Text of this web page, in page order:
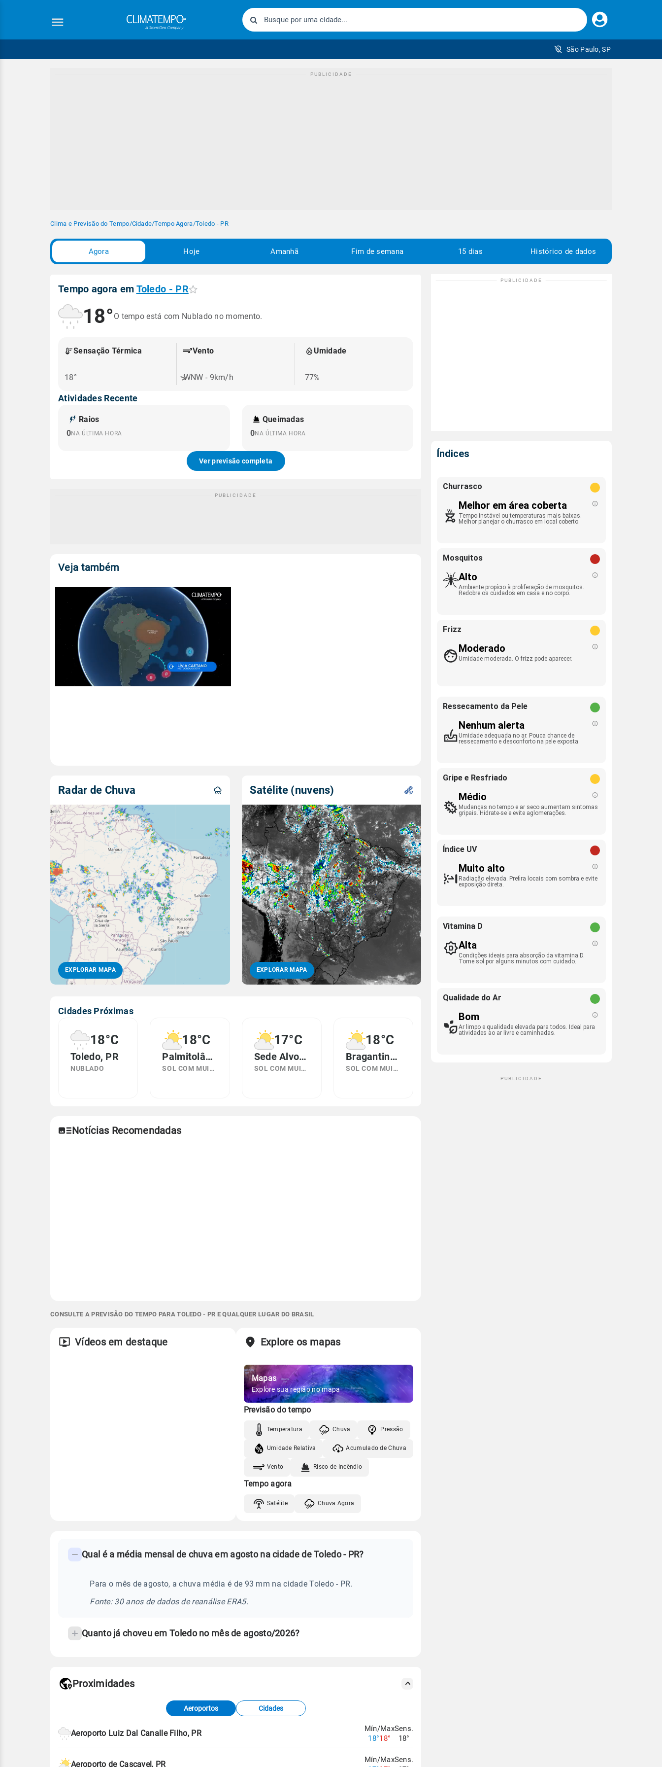
Faça
seu
São Paulo, SP
Clima e Previsão do Tempo/Cidade/Tempo Agora/Toledo - PR
Agora Hoje Amanhã Fim de semana 15 dias Histórico de dados
Tempo agora em Toledo - PR
18° O tempo está com Nublado no momento.
Sensação Térmica
18°
Vento
WNW - 9km/h
Umidade
77%
Atividades Recente
Raios
0NA ÚLTIMA HORA
Queimadas
0NA ÚLTIMA HORA
Ver previsão completa
Veja também
Radar de Chuva
EXPLORAR MAPA
Satélite (nuvens)
EXPLORAR MAPA
Cidades Próximas
18°C
Toledo, PR
NUBLADO
18°C
Palmitolândia, PR
SOL COM MUITAS NUVENS
17°C
Sede Alvorada, PR
SOL COM MUITAS NUVENS
18°C
Bragantina, PR
SOL COM MUITAS NUVENS
Notícias Recomendadas
CONSULTE A PREVISÃO DO TEMPO PARA TOLEDO - PR E QUALQUER LUGAR DO BRASIL
Vídeos em destaque Explore os mapas
Mapas
Explore sua região no mapa
Previsão do tempo
Temperatura Chuva Pressão
Umidade Relativa Acumulado de Chuva
Vento Risco de Incêndio
Tempo agora
Satélite Chuva Agora
frequentes
temperatura
Qual é a média mensal de chuva em agosto na cidade de Toledo - PR?
Para o mês de agosto, a chuva média é de 93 mm na cidade Toledo - PR.
Fonte: 30 anos de dados de reanálise ERA5.
Quanto já choveu em Toledo no mês de agosto/2026?
de Tempo e Estudos Climáticos (CPTEC).
Proximidades
Aeroportos Cidades
Aeroporto Luiz Dal Canalle Filho, PR
Mín/Max
18°18°
Sens.
18°
Aeroporto de Cascavel, PR
Mín/MaxSens.
Índices
Churrasco
Melhor em área coberta
Tempo instável ou temperaturas mais baixas.
Melhor planejar o churrasco em local coberto.
Mosquitos
Alto
Ambiente propício à proliferação de mosquitos.
Redobre os cuidados em casa e no corpo.
Frizz
Moderado
Umidade moderada. O frizz pode aparecer.
Ressecamento da Pele
Nenhum alerta
Umidade adequada no ar. Pouca chance de
ressecamento e desconforto na pele exposta.
Gripe e Resfriado
Médio
Mudanças no tempo e ar seco aumentam sintomas
gripais. Hidrate-se e evite aglomerações.
Índice UV
Muito alto
Radiação elevada. Prefira locais com sombra e evite
exposição direta.
Vitamina D
Alta
Condições ideais para absorção da vitamina D.
Tome sol por alguns minutos com cuidado.
Qualidade do Ar
Bom
Ar limpo e qualidade elevada para todos. Ideal para
atividades ao ar livre e caminhadas.